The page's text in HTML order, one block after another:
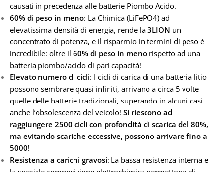
causati in precedenza alle batterie Piombo Acido.
60% di peso in meno: La Chimica (LiFePO4) ad
elevatissima densità di energia, rende la 3LION un
concentrato di potenza, e il risparmio in termini di peso è
incredibile: oltre il 60% di peso in meno rispetto ad una
batteria piombo/acido di pari capacità!
Elevato numero di cicli: I cicli di carica di una batteria litio
possono sembrare quasi infiniti, arrivano a circa 5 volte
quelle delle batterie tradizionali, superando in alcuni casi
anche l’obsolescenza del veicolo! Si riescono ad
raggiungere 2500 cicli con profondità di scarica del 80%,
ma evitando scariche eccessive, possono arrivare fino a
5000!
Resistenza a carichi gravosi: La bassa resistenza interna e